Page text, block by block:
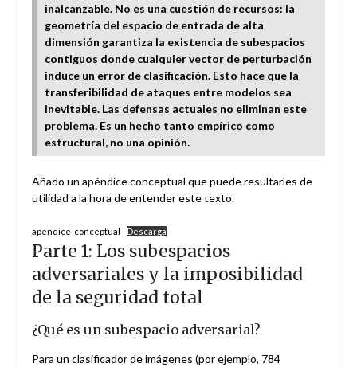
inalcanzable. No es una cuestión de recursos: la
geometría del espacio de entrada de alta
dimensión garantiza la existencia de subespacios
contiguos donde cualquier vector de perturbación
induce un error de clasificación. Esto hace que la
transferibilidad de ataques entre modelos sea
inevitable. Las defensas actuales no eliminan este
problema. Es un hecho tanto empírico como
estructural, no una opinión.
Añado un apéndice conceptual que puede resultarles de
utilidad a la hora de entender este texto.
apendice-conceptual Descarga
Parte 1: Los subespacios
adversariales y la imposibilidad
de la seguridad total
¿Qué es un subespacio adversarial?
Para un clasificador de imágenes (por ejemplo, 784